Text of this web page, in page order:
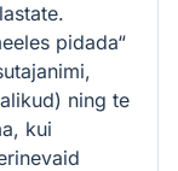
pidada“
ning te
kui